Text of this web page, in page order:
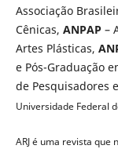
Associação
Cênicas, ANPAP–
Artes Plásticas,
e Pós-Graduação
de Pesquisadores
Universidade Federal
ARJ é uma revista